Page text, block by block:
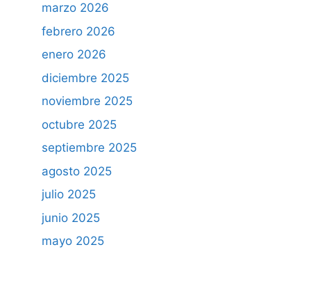
marzo 2026
febrero 2026
enero 2026
diciembre 2025
noviembre 2025
octubre 2025
septiembre 2025
agosto 2025
julio 2025
junio 2025
mayo 2025